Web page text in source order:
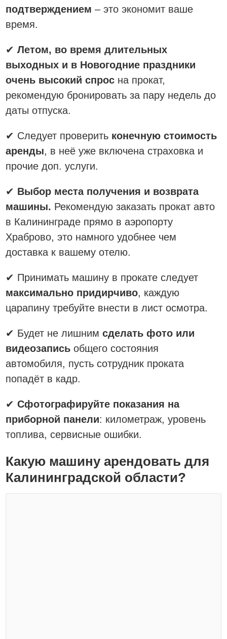
подтверждением – это экономит ваше
время.
✔Летом, во время длительных
выходных и в Новогодние праздники
очень высокий спрос на прокат,
рекомендую бронировать за пару недель до
даты отпуска.
✔ Следует проверить конечную стоимость
аренды, в неё уже включена страховка и
прочие доп. услуги.
✔ Выбор места получения и возврата
машины. Рекомендую заказать прокат авто
в Калининграде прямо в аэропорту
Храброво, это намного удобнее чем
доставка к вашему отелю.
✔ Принимать машину в прокате следует
максимально придирчиво, каждую
царапину требуйте внести в лист осмотра.
✔ Будет не лишнимсделать фото или
видеозапись общего состояния
автомобиля, пусть сотрудник проката
попадёт в кадр.
✔Сфотографируйте показания на
приборной панели: километраж, уровень
топлива, сервисные ошибки.
Какую машину арендовать для
Калининградской области?